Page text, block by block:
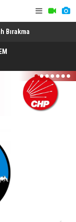
Bırakma
1 2 3 4 5 6 7